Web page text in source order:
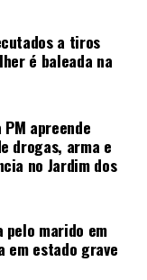
a tiros
é baleada na
apreende
drogas, arma e
no Jardim dos
pelo marido em
em estado grave